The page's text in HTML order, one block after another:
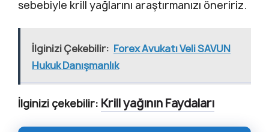
sebebiyle krill yağlarını araştırmanızı öneririz.
İlginizi Çekebilir: Forex Avukatı Veli SAVUN
Hukuk Danışmanlık
İlginizi çekebilir: Krill yağının Faydaları